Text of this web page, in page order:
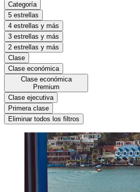
Categoría
5 estrellas
4 estrellas y más
3 estrellas y más
2 estrellas y más
Clase
Clase económica
Clase económica
Premium
Clase ejecutiva
Primera clase
Eliminar todos los filtros